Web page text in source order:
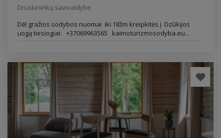
Druskininkų savivaldybė
Dėl gražios sodybos nuomai iki 18žm kreipkitės į Dzūkijos
uogą tiesiogiai: +37069963565 kaimoturizmosodyba.eu...